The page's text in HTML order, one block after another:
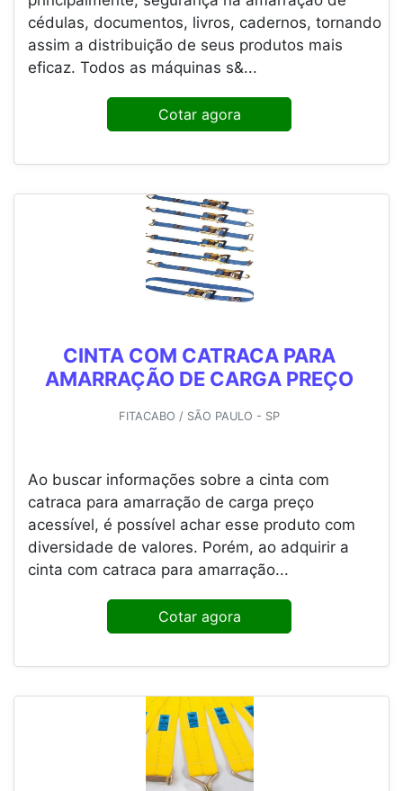
cédulas, documentos, livros, cadernos, tornando
assim a distribuição de seus produtos mais
eficaz. Todos as máquinas s&...
Cotar agora
CINTA COM CATRACA PARA
AMARRAÇÃO DE CARGA PREÇO
FITACABO / SÃO PAULO - SP
Ao buscar informações sobre a cinta com
catraca para amarração de carga preço
acessível, é possível achar esse produto com
diversidade de valores. Porém, ao adquirir a
cinta com catraca para amarração...
Cotar agora